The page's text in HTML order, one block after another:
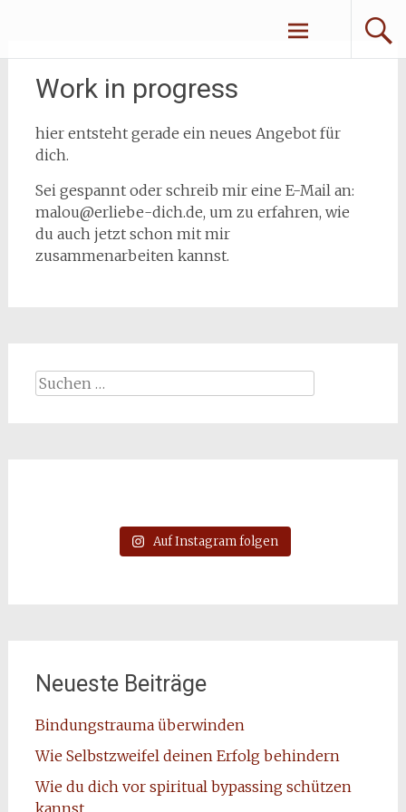
springen
Work in progress
hier entsteht gerade ein neues Angebot für
dich.
Sei gespannt oder schreib mir eine E-Mail an:
malou@erliebe-dich.de, um zu erfahren, wie
du auch jetzt schon mit mir
zusammenarbeiten kannst.
Suchen
Auf Instagram folgen
Neueste Beiträge
Bindungstrauma überwinden
Wie Selbstzweifel deinen Erfolg behindern
Wie du dich vor spiritual bypassing schützen
kannst